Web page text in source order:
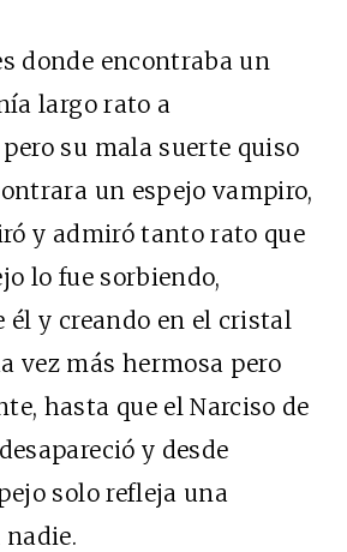
donde encontraba un
largo rato a
su mala suerte quiso
un espejo vampiro,
y admiró tanto rato que
lo fue sorbiendo,
él y creando en el cristal
vez más hermosa pero
hasta que el Narciso de
y desde
solo refleja una